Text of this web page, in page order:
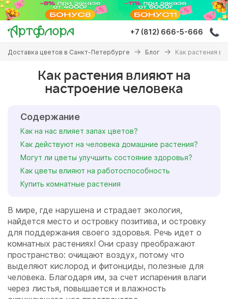
Перейти
основному
содержанию
+7 (812) 666-5-666
Вы
здесь
Доставка цветов в Санкт-Петербурге Блог Как растения
Как растения влияют на
настроение человека
Содержание
Как на нас влияет запах цветов?
Как действуют на человека домашние растения?
Могут ли цветы улучшить состояние здоровья?
Как цветы влияют на работоспособность
Купить комнатные растения
В мире, где нарушена и страдает экология,
найдется место и островку позитива, и островку
для поддержания своего здоровья. Речь идет о
комнатных растениях! Они сразу преображают
пространство: очищают воздух, потому что
выделяют кислород и фитонциды, полезные для
человека. Благодаря им, за счет испарения влаги
через листья, повышается и влажность